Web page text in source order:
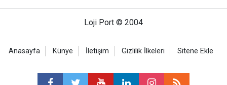
Loji Port © 2004
Anasayfa Künye İletişim Gizlilik İlkeleri Sitene Ekle